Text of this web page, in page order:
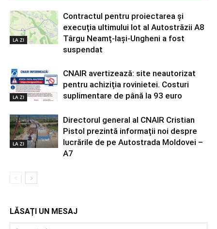
LA ZI
Contractul pentru proiectarea și
execuția ultimului lot al Autostrăzii A8
Târgu Neamț-Iași-Ungheni a fost
suspendat
LA ZI
CNAIR avertizează: site neautorizat
pentru achiziția rovinietei. Costuri
suplimentare de până la 93 euro
LA ZI
Directorul general al CNAIR Cristian
Pistol prezintă informații noi despre
lucrările de pe Autostrada Moldovei –
A7
LĂSAȚI UN MESAJ